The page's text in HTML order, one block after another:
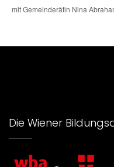
mit Gemeinderätin Nina
Die Wiener